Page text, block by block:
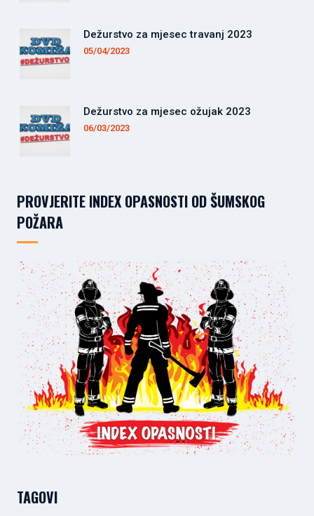
Dežurstvo za mjesec travanj 2023
05/04/2023
Dežurstvo za mjesec ožujak 2023
06/03/2023
PROVJERITE INDEX OPASNOSTI OD ŠUMSKOG
POŽARA
TAGOVI